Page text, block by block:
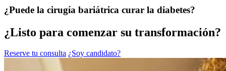
¿Puede la cirugía bariátrica curar la diabetes?
¿Listo para comenzar su transformación?
Reserve tu consulta ¿Soy candidato?